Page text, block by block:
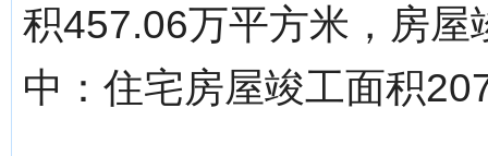
积457.06万平方米，房
中：住宅房屋竣工面积